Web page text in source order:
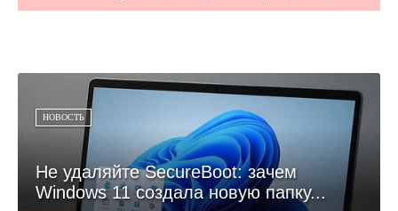
НОВОСТЬ
Не удаляйте SecureBoot: зачем
Windows 11 создала новую папку...